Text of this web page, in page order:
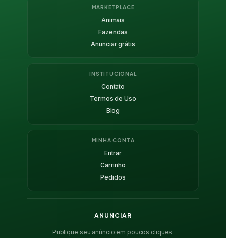
MARKETPLACE
Animais
Fazendas
Anunciar grátis
INSTITUCIONAL
Contato
Termos de Uso
Blog
MINHA CONTA
Entrar
Carrinho
Pedidos
ANUNCIAR
Publique seu anúncio em poucos cliques.